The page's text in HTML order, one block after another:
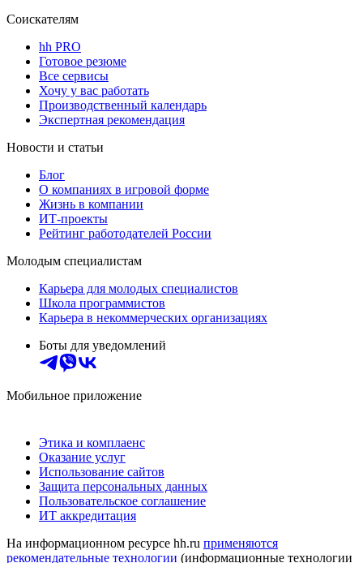
Соискателям
hh PRO
Готовое резюме
Все сервисы
Хочу у вас работать
Производственный календарь
Экспертная рекомендация
Новости и статьи
Блог
О компаниях в игровой форме
Жизнь в компании
ИТ-проекты
Рейтинг работодателей России
Молодым специалистам
Карьера для молодых специалистов
Школа программистов
Карьера в некоммерческих организациях
Боты для уведомлений
Мобильное приложение
Этика и комплаенс
Оказание услуг
Использование сайтов
Защита персональных данных
Пользовательское соглашение
ИТ аккредитация
На информационном ресурсе hh.ru применяются
рекомендательные технологии (информационные технологии